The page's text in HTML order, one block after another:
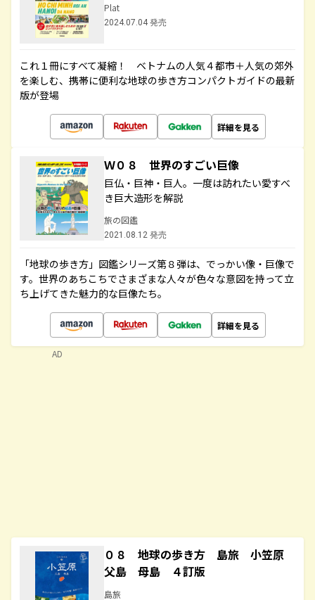
Plat
2024.07.04 発売
これ１冊にすべて凝縮！ ベトナムの人気４都市＋人気の郊外
を楽しむ、携帯に便利な地球の歩き方コンパクトガイドの最新
版が登場
詳細を見る
Ｗ０８ 世界のすごい巨像
巨仏・巨神・巨人。一度は訪れたい愛すべ
き巨大造形を解説
旅の図鑑
2021.08.12 発売
「地球の歩き方」図鑑シリーズ第８弾は、でっかい像・巨像で
す。世界のあちこちでさまざまな人々が色々な意図を持って立
ち上げてきた魅力的な巨像たち。
詳細を見る
０８ 地球の歩き方 島旅 小笠原
父島 母島 ４訂版
島旅
AD